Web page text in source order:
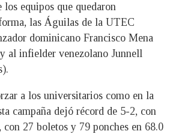
los equipos que quedaron
las Águilas de la UTEC
dominicano Francisco Mena
al infielder venezolano Junnell
a los universitarios como en la
campaña dejó récord de 5-2, con
27 boletos y 79 ponches en 68.0